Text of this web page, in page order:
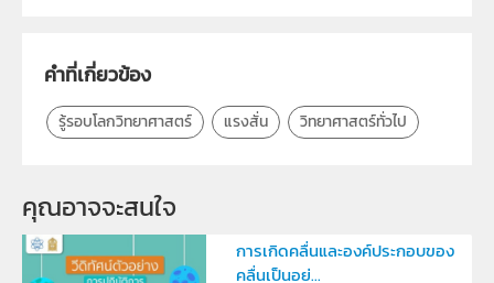
คำที่เกี่ยวข้อง
รู้รอบโลกวิทยาศาสตร์ แรงสั่น วิทยาศาสตร์ทั่วไป
คุณอาจจะสนใจ
การเกิดคลื่นและองค์ประกอบของ
คลื่นเป็นอย่...